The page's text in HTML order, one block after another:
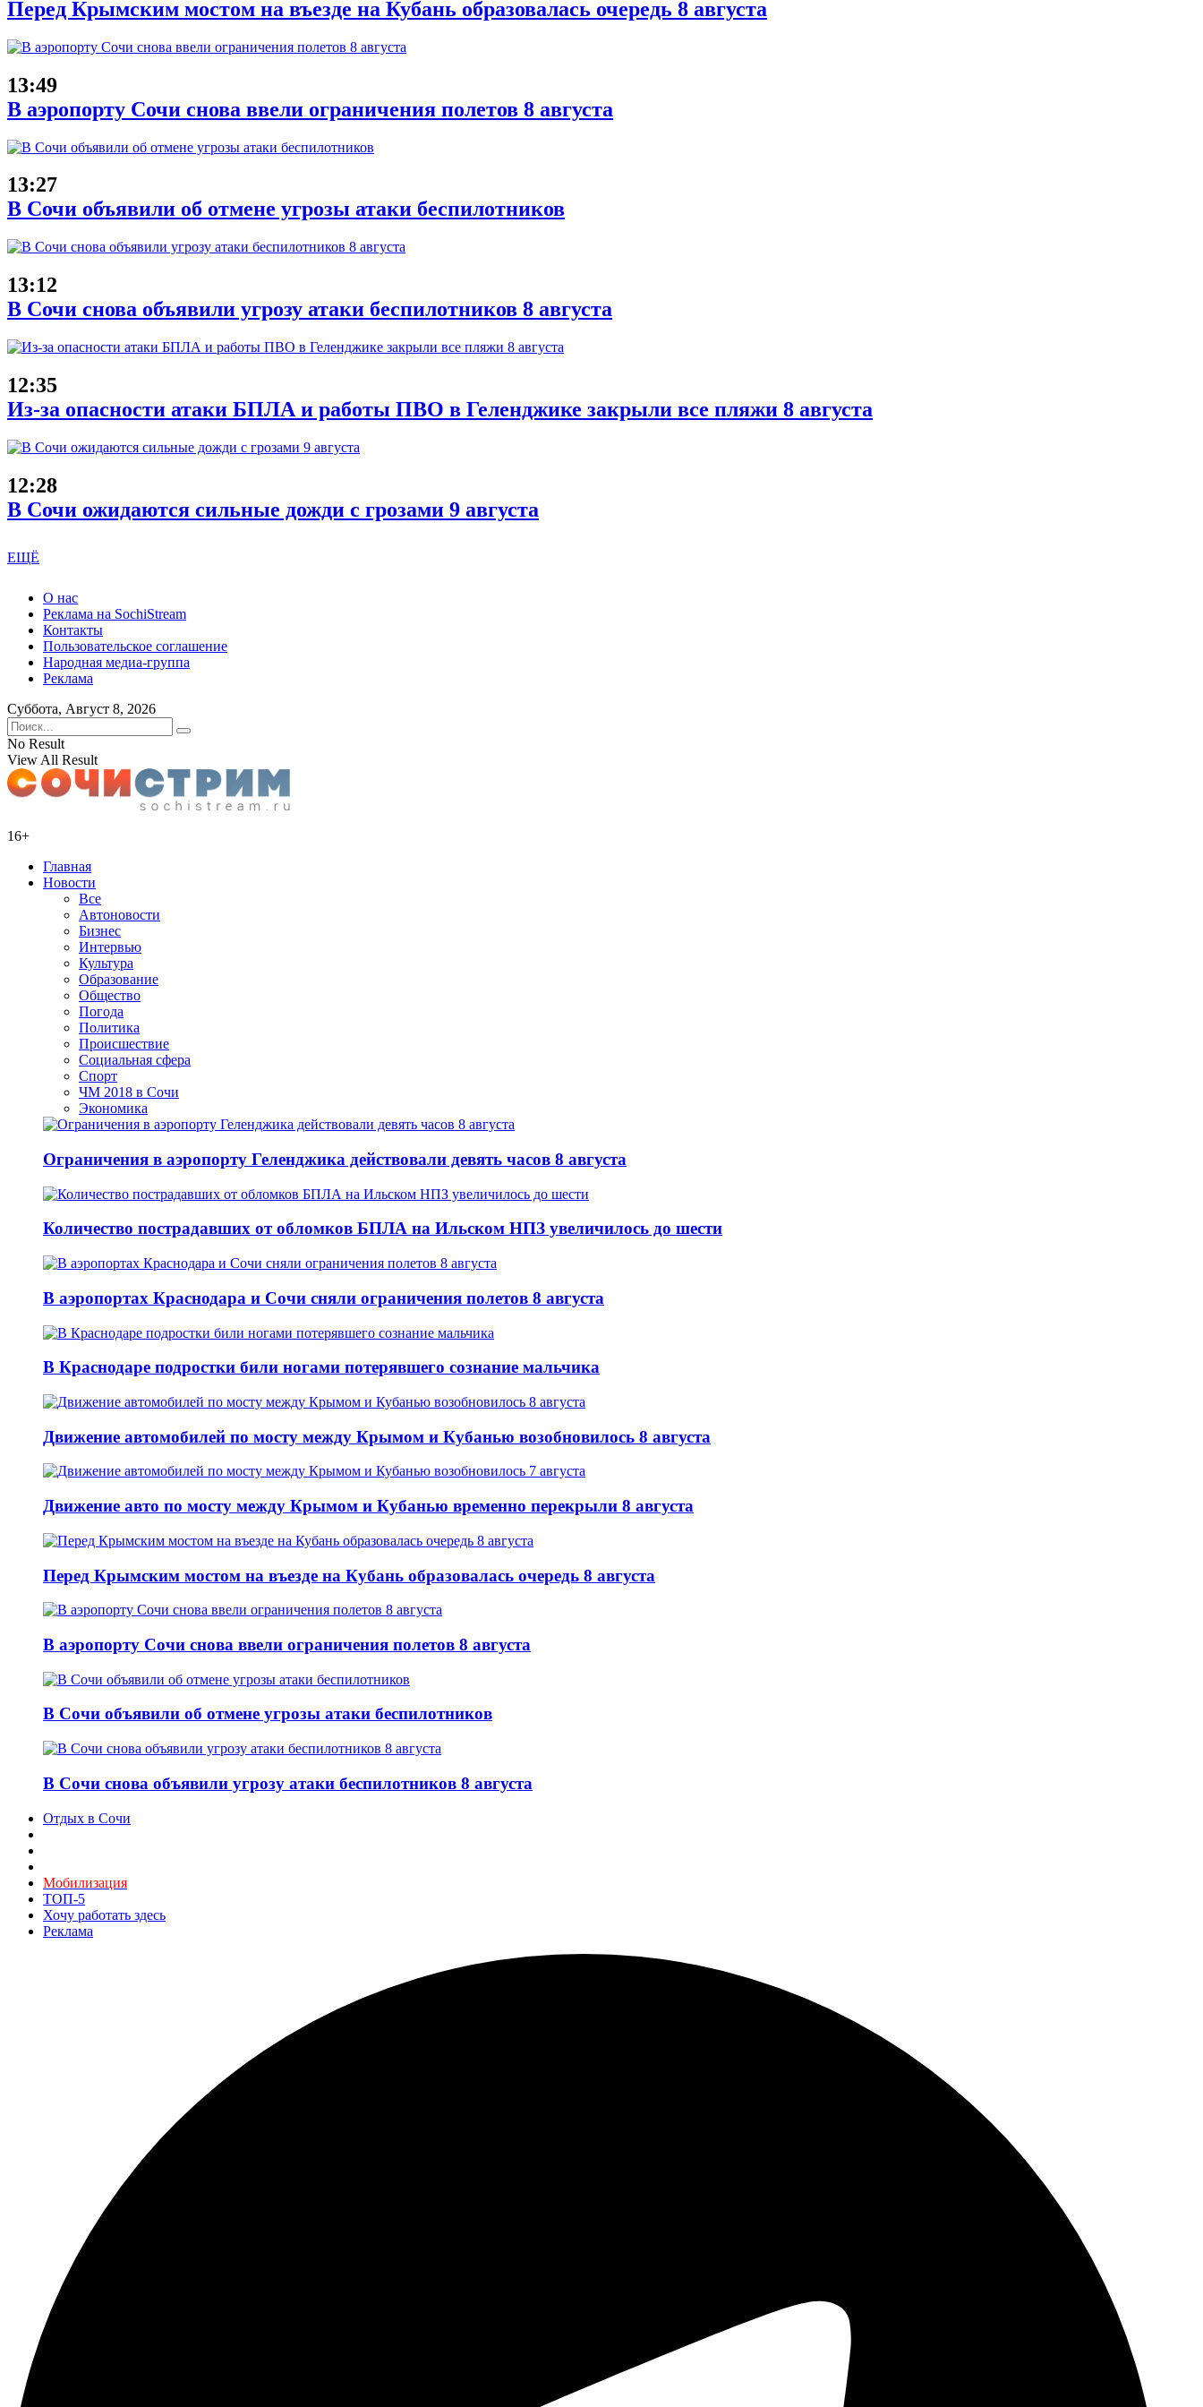
Перед Крымским мостом на въезде на Кубань образовалась очередь 8 августа
13:49
В аэропорту Сочи снова ввели ограничения полетов 8 августа
13:27
В Сочи объявили об отмене угрозы атаки беспилотников
13:12
В Сочи снова объявили угрозу атаки беспилотников 8 августа
12:35
Из-за опасности атаки БПЛА и работы ПВО в Геленджике закрыли все пляжи 8 августа
12:28
В Сочи ожидаются сильные дожди с грозами 9 августа
ЕЩЁ
О нас
Реклама на SochiStream
Контакты
Пользовательское соглашение
Народная медиа-группа
Реклама
Суббота, Август 8, 2026
No Result
View All Result
16+
Главная
Новости
Все
Автоновости
Бизнес
Интервью
Культура
Образование
Общество
Погода
Политика
Происшествие
Социальная сфера
Спорт
ЧМ 2018 в Сочи
Экономика
Ограничения в аэропорту Геленджика действовали девять часов 8 августа
Количество пострадавших от обломков БПЛА на Ильском НПЗ увеличилось до шести
В аэропортах Краснодара и Сочи сняли ограничения полетов 8 августа
В Краснодаре подростки били ногами потерявшего сознание мальчика
Движение автомобилей по мосту между Крымом и Кубанью возобновилось 8 августа
Движение авто по мосту между Крымом и Кубанью временно перекрыли 8 августа
Перед Крымским мостом на въезде на Кубань образовалась очередь 8 августа
В аэропорту Сочи снова ввели ограничения полетов 8 августа
В Сочи объявили об отмене угрозы атаки беспилотников
В Сочи снова объявили угрозу атаки беспилотников 8 августа
Отдых в Сочи
Мобилизация
ТОП-5
Хочу работать здесь
Реклама